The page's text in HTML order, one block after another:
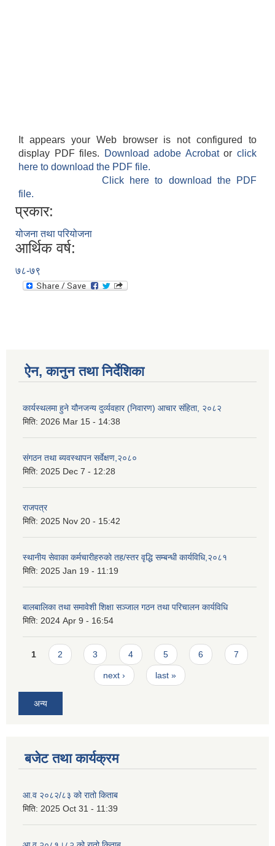
It appears your Web browser is not configured to
display PDF files.
Download adobe Acrobatorclick
here to download the PDF file.
Click here to download the PDF
file.
प्रकार:
योजना तथा परियोजना
आर्थिक वर्ष:
७८-७९
ऐन, कानुन तथा निर्देशिका
कार्यस्थलमा हुने यौनजन्य दुर्व्यवहार (निवारण) आचार संहिता, २०८२
मिति: 2026 Mar 15 - 14:38
संगठन तथा ब्यवस्थापन सर्वेक्षण,२०८०
मिति: 2025 Dec 7 - 12:28
राजपत्र
मिति: 2025 Nov 20 - 15:42
स्थानीय सेवाका कर्मचारीहरुको तह/स्तर वृद्धि सम्बन्धी कार्यविधि,२०८१
मिति: 2025 Jan 19 - 11:19
बालबालिका तथा समावेशी शिक्षा सञ्जाल गठन तथा परिचालन कार्यविधि
मिति: 2024 Apr 9 - 16:54
Pages
1 2 3 4 5 6 7
next › last »
अन्य
बजेट तथा कार्यक्रम
आ.व २०८२/८३ को रातो किताब
मिति: 2025 Oct 31 - 11:39